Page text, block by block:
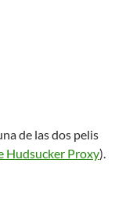
de las dos pelis
Hudsucker Proxy).